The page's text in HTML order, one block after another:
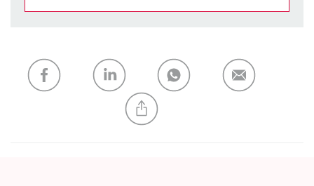
Mijn lijst TOEVOEGEN
NIEUW LIJST MAKEN